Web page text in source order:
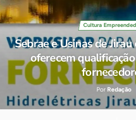
Cultura
Sebrae e Usinas de
oferecem
Por Redação